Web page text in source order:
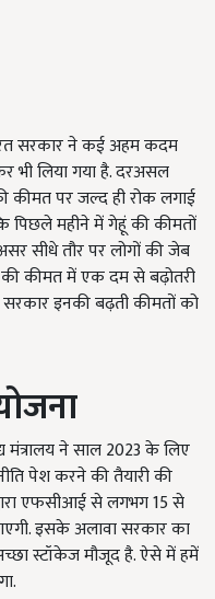
सरकार ने कई अहम कदम
लिया गया है. दरअसल
पर जल्द ही रोक लगाई
पिछले महीने में गेहूं की कीमतों
सीधे तौर पर लोगों की जेब
कीमत में एक दम से बढ़ोतरी
सरकार इनकी बढ़ती कीमतों को
मंत्रालय ने साल 2023 के लिए
पेश करने की तैयारी की
एफसीआई से लगभग 15 से
इसके अलावा सरकार का
स्टॉकेज मौजूद है. ऐसे में हमें